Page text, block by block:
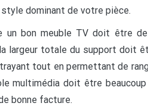
style dominant de votre pièce.
un bon meuble TV doit être
largeur totale du support doit
tout en permettant de
multimédia doit être
bonne facture.